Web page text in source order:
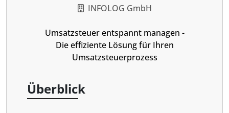
INFOLOG GmbH
Umsatzsteuer entspannt managen -
Die effiziente Lösung für Ihren
Umsatzsteuerprozess
Überblick